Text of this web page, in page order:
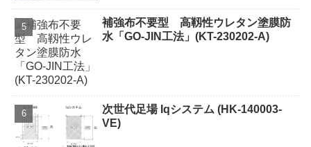
補強布不要型 高靱性ウレタン塗膜防
水「GO-JIN工法」(KT-230202-A)
次世代足場 Iqシステム (HK-140003-
VE)